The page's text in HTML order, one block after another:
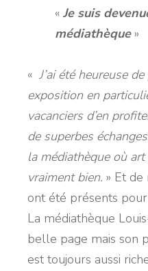
« Je suis
médiathèque »
« J’ai été heureuse
exposition en
vacanciers d’en
de superbes
la médiathèque où
vraiment bien. » Et
ont été présents pour
La médiathèque
belle page mais son
est toujours aussi